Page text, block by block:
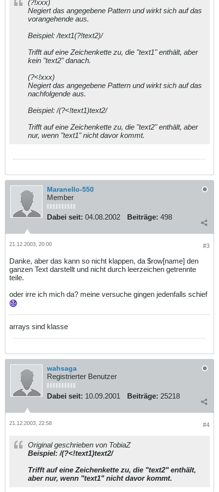
(?!xxx)
Negiert das angegebene Pattern und wirkt sich auf das
vorangehende aus.
Beispiel: /text1(?!text2)/
Trifft auf eine Zeichenkette zu, die "text1" enthält, aber
kein "text2" danach.
(?<!xxx)
Negiert das angegebene Pattern und wirkt sich auf das
nachfolgende aus.
Beispiel: /(?<!text1)text2/
Trifft auf eine Zeichenkette zu, die "text2" enthält, aber
nur, wenn "text1" nicht davor kommt.
Maranello-550
Member
Dabei seit: 04.08.2002 Beiträge: 498
#3
21.12.2003, 20:00
Danke, aber das kann so nicht klappen, da $row[name] den
ganzen Text darstellt und nicht durch leerzeichen getrennte
teile.
oder irre ich mich da? meine versuche gingen jedenfalls schief
arrays sind klasse
wahsaga
Registrierter Benutzer
Dabei seit: 10.09.2001 Beiträge: 25218
#4
21.12.2003, 22:58
Original geschrieben von TobiaZ
Beispiel: /(?<!text1)text2/
Trifft auf eine Zeichenkette zu, die "text2" enthält,
aber nur, wenn "text1" nicht davor kommt.